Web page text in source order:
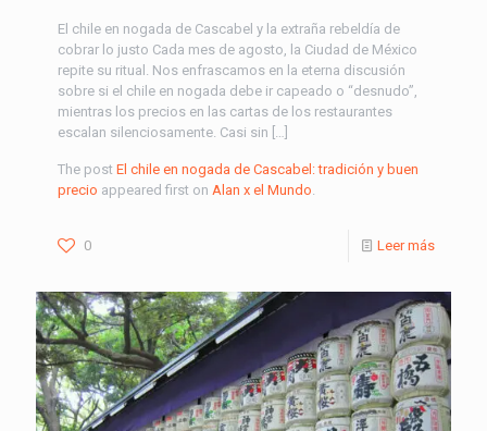
El chile en nogada de Cascabel y la extraña rebeldía de
cobrar lo justo Cada mes de agosto, la Ciudad de México
repite su ritual. Nos enfrascamos en la eterna discusión
sobre si el chile en nogada debe ir capeado o “desnudo”,
mientras los precios en las cartas de los restaurantes
escalan silenciosamente. Casi sin […]
The post El chile en nogada de Cascabel: tradición y buen
precio appeared first on Alan x el Mundo
0 Leer más